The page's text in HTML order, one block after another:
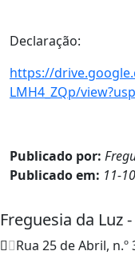
Declaração:
https://
LMH4_ZQp/
Publicado por:
Publicado em: 11-
Freguesia da Luz
Rua 25 de Abril, n.º